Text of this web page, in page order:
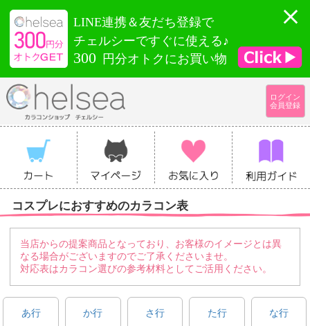
LINE連携＆友だち登録で
チェルシーですぐに使える♪
300 円分オトクにお買い物
ログイン
会員登録
コスプレにおすすめのカラコン表
当店からの提案商品となっており、お客様のイメージとは異
なる場合がございますのでご了承くださいませ。
対応表はカラコン選びの参考材料としてご活用ください。
あ行 か行 さ行 た行 な行